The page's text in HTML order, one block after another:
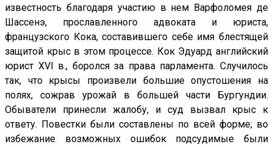
известность благодаря участию в нем Варфоломея де
Шассенэ, прославленного адвоката и юриста,
французского Кока, составившего себе имя блестящей
защитой крыс в этом процессе. Кок Эдуард английский
юрист XVI в., боролся за права парламента. Случилось
так, что крысы произвели большие опустошения на
полях, сожрав урожай в большей части Бургундии.
Обыватели принесли жалобу, и суд вызвал крыс к
ответу. Повестки были составлены по всей форме; во
избежание возможных ошибок подсудимые были